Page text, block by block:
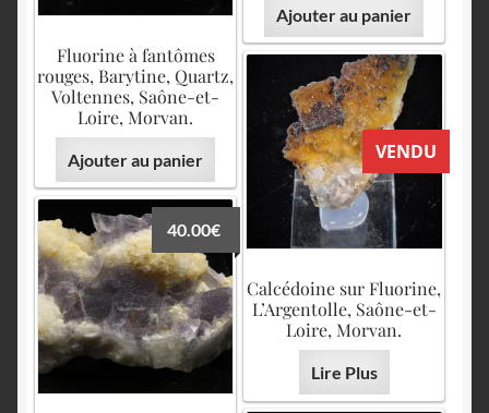
Ajouter au panier
Fluorine à fantômes
rouges, Barytine, Quartz,
Voltennes, Saône-et-
Loire, Morvan.
Ajouter au panier VENDU
Calcédoine sur Fluorine,
L’Argentolle, Saône-et-
Loire, Morvan.
Lire Plus
40.00€